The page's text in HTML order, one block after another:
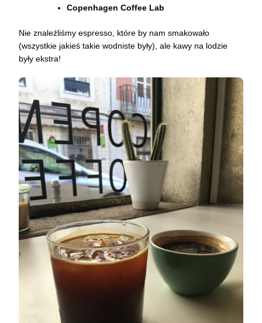
Copenhagen Coffee Lab
Nie znaleźliśmy espresso, które by nam smakowało
(wszystkie jakieś takie wodniste były), ale kawy na lodzie
były ekstra!